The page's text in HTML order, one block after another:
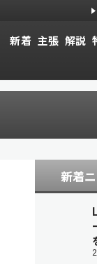
新着 主張 解説
新着